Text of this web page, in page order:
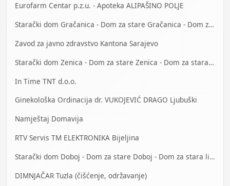
Eurofarm Centar p.z.u. - Apoteka ALIPAŠINO POLJE
Starački dom Gračanica - Dom za stare Gračanica - Dom za stara lica Gračanica
Zavod za javno zdravstvo Kantona Sarajevo
Starački dom Zenica - Dom za stare Zenica - Dom za stara lica Zenica
In Time TNT d.o.o.
Ginekološka Ordinacija dr. VUKOJEVIĆ DRAGO Ljubuški
Namještaj Domavija
RTV Servis TM ELEKTRONIKA Bijeljina
Starački dom Doboj - Dom za stare Doboj - Dom za stara lica Doboj
DIMNJAČAR Tuzla (čišćenje, održavanje)